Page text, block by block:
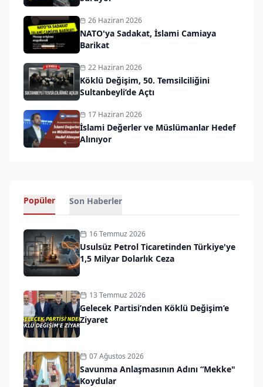
26 Haziran 2026
NATO'ya Sadakat, İslami Camiaya
Barikat
22 Haziran 2026
Köklü Değişim, 50. Temsilciliğini
Sultanbeyli’de Açtı
17 Haziran 2026
İslami Değerler ve Müslümanlar Hedef
Alınıyor
Popüler Son Haberler
16 Temmuz 2026
Usulsüz Petrol Ticaretinden Türkiye'ye
1,5 Milyar Dolarlık Ceza
13 Temmuz 2026
Gelecek Partisi’nden Köklü Değişim’e
Ziyaret
07 Ağustos 2026
Savunma Anlaşmasının Adını “Mekke"
Koydular